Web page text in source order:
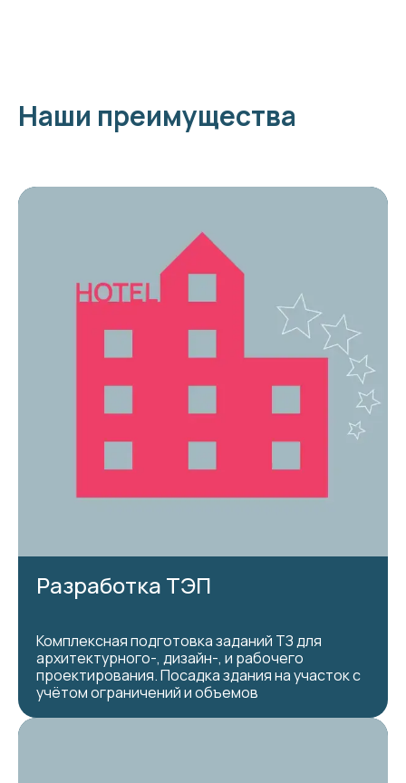
Наши преимущества
Разработка ТЭП
Комплексная подготовка заданий ТЗ для
архитектурного-, дизайн-, и рабочего
проектирования. Посадка здания на участок с
учётом ограничений и объемов